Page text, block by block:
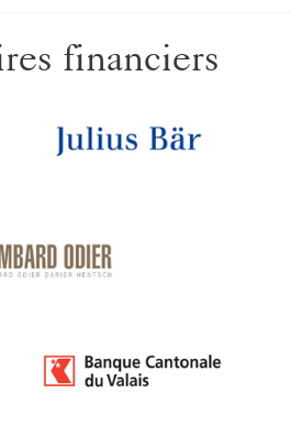
financiers